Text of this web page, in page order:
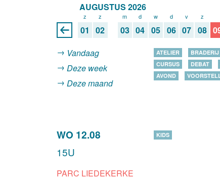
AUGUSTUS 2026
z
01
z
02
m
03
d
04
w
05
d
06
v
07
z
08
Vandaag
Deze week
Deze maand
ATELIER BRADERIJ
CURSUS
DEBAT
AVOND
WO 12.08
15U
PARC LIEDEKERKE
KIDS